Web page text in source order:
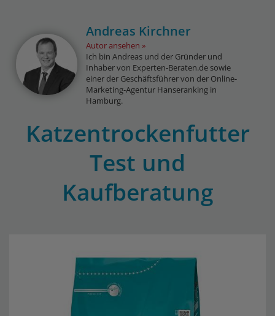
Andreas Kirchner
Autor ansehen
Ich bin Andreas und der Gründer und
Inhaber von Experten-Beraten.de sowie
einer der Geschäftsführer von der Online-
Marketing-Agentur Hanseranking in
Hamburg.
Katzentrockenfutter
Test und
Kaufberatung